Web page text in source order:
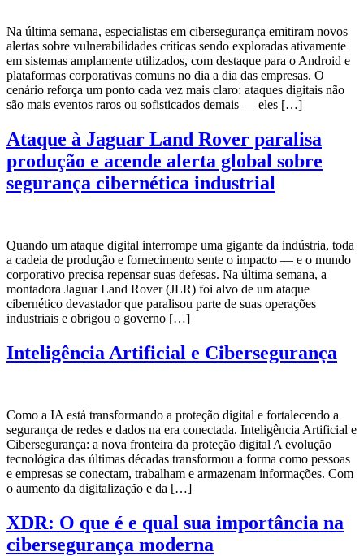
Na última semana, especialistas em cibersegurança emitiram novos
alertas sobre vulnerabilidades críticas sendo exploradas ativamente
em sistemas amplamente utilizados, com destaque para o Android e
plataformas corporativas comuns no dia a dia das empresas. O
cenário reforça um ponto cada vez mais claro: ataques digitais não
são mais eventos raros ou sofisticados demais — eles […]
Ataque à Jaguar Land Rover paralisa
produção e acende alerta global sobre
segurança cibernética industrial
Quando um ataque digital interrompe uma gigante da indústria, toda
a cadeia de produção e fornecimento sente o impacto — e o mundo
corporativo precisa repensar suas defesas. Na última semana, a
montadora Jaguar Land Rover (JLR) foi alvo de um ataque
cibernético devastador que paralisou parte de suas operações
industriais e obrigou o governo […]
Inteligência Artificial e Cibersegurança
Como a IA está transformando a proteção digital e fortalecendo a
segurança de redes e dados na era conectada. Inteligência Artificial e
Cibersegurança: a nova fronteira da proteção digital A evolução
tecnológica das últimas décadas transformou a forma como pessoas
e empresas se conectam, trabalham e armazenam informações. Com
o aumento da digitalização e da […]
XDR: O que é e qual sua importância na
cibersegurança moderna